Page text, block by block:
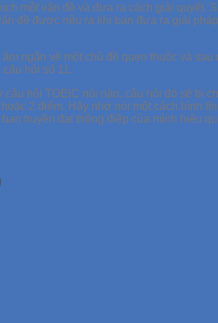
một vấn đề và đưa ra cách giải
đề được nêu ra khi bạn đưa ra giải
ngắn về một chủ đề quen thuộc và
hỏi số 11.
hỏi TOEIC nói nào, câu hỏi đó sẽ bị
2 điểm. Hãy nhớ nói một cách bình
truyền đạt thông điệp của mình hiệu